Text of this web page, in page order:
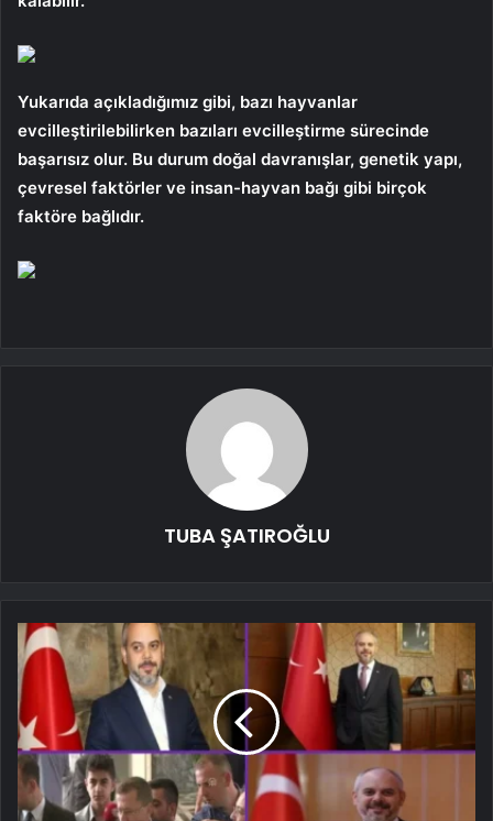
Yukarıda açıkladığımız gibi, bazı hayvanlar
evcilleştirilebilirken bazıları evcilleştirme sürecinde
başarısız olur. Bu durum doğal davranışlar, genetik yapı,
çevresel faktörler ve insan-hayvan bağı gibi birçok
faktöre bağlıdır.
TUBA ŞATIROĞLU